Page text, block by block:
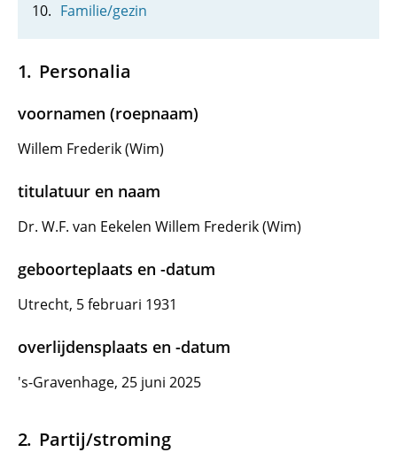
Familie/gezin
Personalia
voornamen (roepnaam)
Willem Frederik (Wim)
titulatuur en naam
Dr. W.F. van Eekelen Willem Frederik (Wim)
geboorteplaats en -datum
Utrecht, 5 februari 1931
overlijdensplaats en -datum
's-Gravenhage, 25 juni 2025
Partij/stroming